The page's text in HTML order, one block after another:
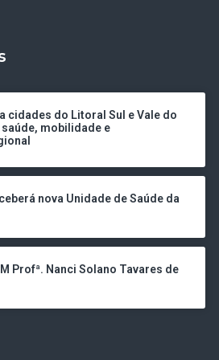
cidades do Litoral Sul e Vale do
mobilidade e
nova Unidade de Saúde da
Profª. Nanci Solano Tavares de